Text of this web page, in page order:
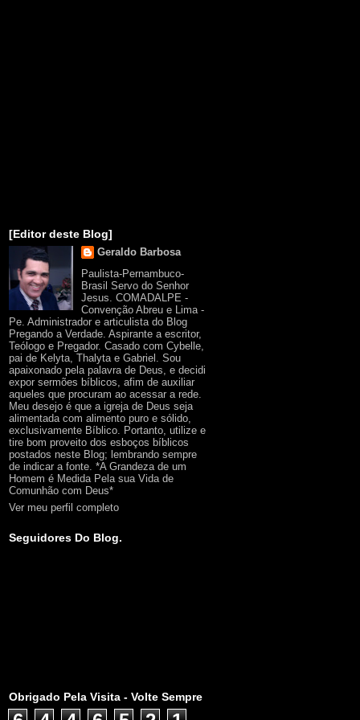
[Editor deste Blog]
Geraldo Barbosa
Paulista-Pernambuco-
Brasil Servo do Senhor
Jesus. COMADALPE -
Convenção Abreu e Lima -
Pe. Administrador e articulista do Blog
Pregando a Verdade. Aspirante a escritor,
Teólogo e Pregador. Casado com Cybelle,
pai de Kelyta, Thalyta e Gabriel. Sou
apaixonado pela palavra de Deus, e decidi
expor sermões bíblicos, afim de auxiliar
aqueles que procuram ao acessar a rede.
Meu desejo é que a igreja de Deus seja
alimentada com alimento puro e sólido,
exclusivamente Bíblico. Portanto, utilize e
tire bom proveito dos esboços bíblicos
postados neste Blog; lembrando sempre
de indicar a fonte. *A Grandeza de um
Homem é Medida Pela sua Vida de
Comunhão com Deus*
Ver meu perfil completo
Seguidores Do Blog.
Obrigado Pela Visita - Volte Sempre